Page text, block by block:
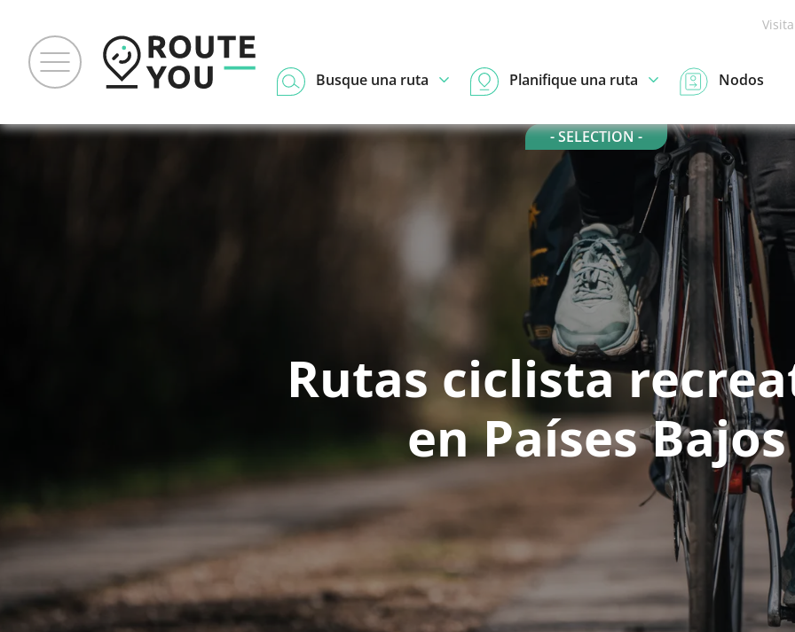
Busque una ruta Planifique una ruta Nodos
- SELECTION -
Rutas ciclista
en Países Bajos